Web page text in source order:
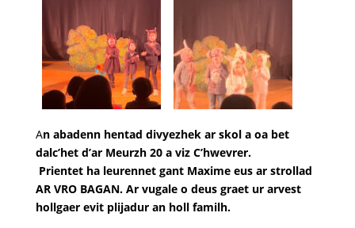
An abadenn hentad divyezhek ar skol a oa bet
dalc’het d’ar Meurzh 20 a viz C’hwevrer.
Prientet ha leurennet gant Maxime eus ar strollad
AR VRO BAGAN. Ar vugale o deus graet ur arvest
hollgaer evit plijadur an holl familh.